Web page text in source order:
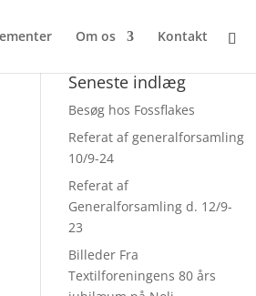
Om os Kontakt
Seneste indlæg
Besøg hos Fossflakes
Referat af generalforsamling
10/9-24
Referat af
Generalforsamling d. 12/9-
23
Billeder Fra
Textilforeningens 80 års